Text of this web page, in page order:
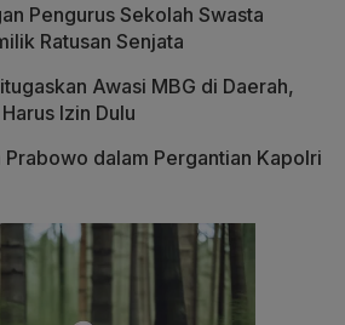
Pengurus Sekolah Swasta
Ratusan Senjata
Awasi MBG di Daerah,
Izin Dulu
dalam Pergantian Kapolri